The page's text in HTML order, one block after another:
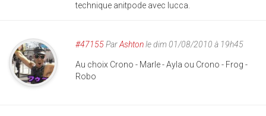
technique anitpode avec lucca.
#47155ParAshtonle dim 01/08/2010 à 19h45
Au choix Crono - Marle - Ayla ou Crono - Frog -
Robo